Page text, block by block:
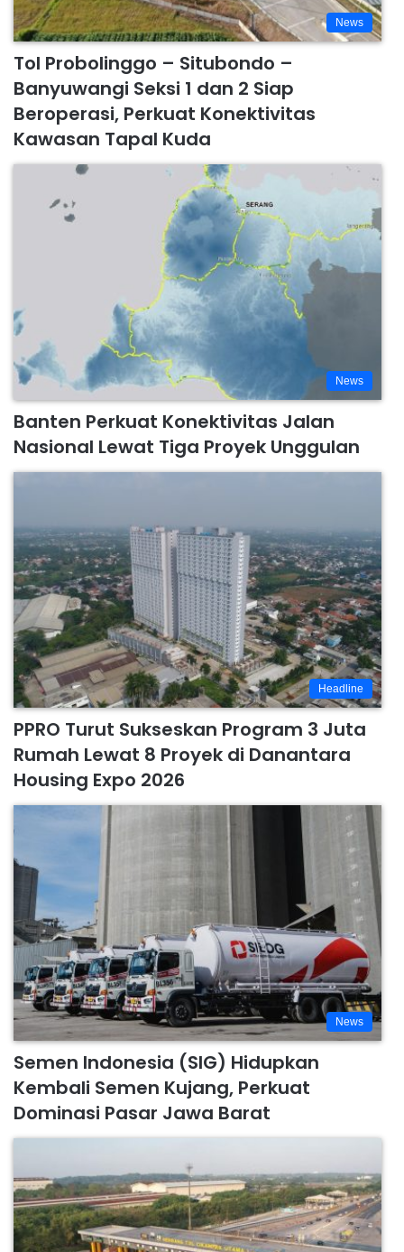
News
Tol Probolinggo – Situbondo –
Banyuwangi Seksi 1 dan 2 Siap
Beroperasi, Perkuat Konektivitas
Kawasan Tapal Kuda
News
Banten Perkuat Konektivitas Jalan
Nasional Lewat Tiga Proyek Unggulan
Headline
PPRO Turut Sukseskan Program 3 Juta
Rumah Lewat 8 Proyek di Danantara
Housing Expo 2026
News
Semen Indonesia (SIG) Hidupkan
Kembali Semen Kujang, Perkuat
Dominasi Pasar Jawa Barat